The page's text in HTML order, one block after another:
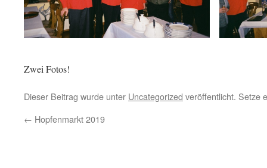
Zwei Fotos!
Dieser Beitrag wurde unter Uncategorized veröffentlicht. Setze
← Hopfenmarkt 2019